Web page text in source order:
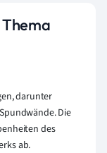
darunter
Die
des
ab.